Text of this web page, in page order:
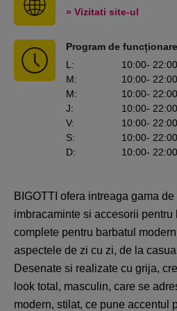
» Vizitati site-ul
Program de
L : 10:00- 22:00
M: 10:00- 22:00
M: 10:00- 22:00
J: 10:00- 22:00
V: 10:00- 22:00
S: 10:00- 22:00
D: 10:00- 22:00
BIGOTTI ofera intreaga gama
imbracaminte si accesorii
complete pentru barbatul
aspectele de zi cu zi, de la
Desenate si realizate cu grija,
look total, masculin, care se
modern, stilat, ce pune accentul